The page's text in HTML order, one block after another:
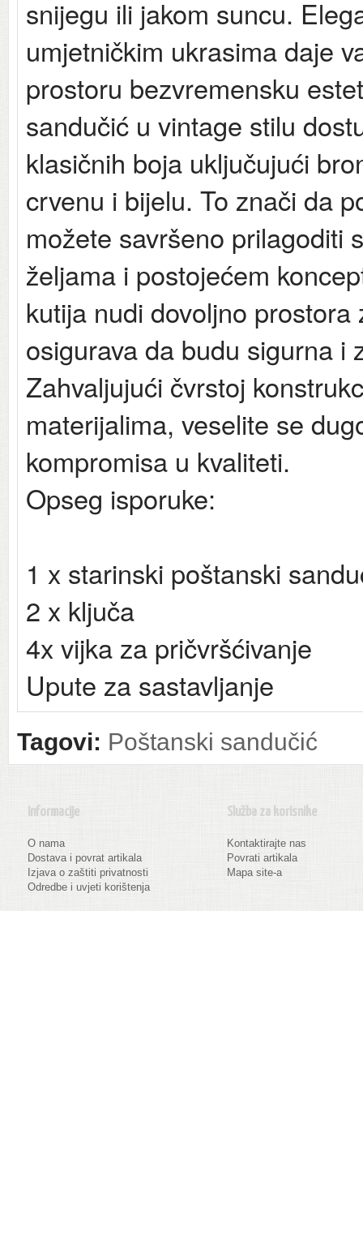
snijegu ili jakom suncu.
umjetničkim ukrasima daje
prostoru bezvremensku
sandučić u vintage stilu
klasičnih boja uključujući
crvenu i bijelu. To znači da
možete savršeno prilagoditi
željama i postojećem
kutija nudi dovoljno prostora
osigurava da budu sigurna i
Zahvaljujući čvrstoj
materijalima, veselite se
kompromisa u kvaliteti.
Opseg isporuke:
1 x starinski poštanski
2 x ključa
4x vijka za pričvršćivanje
Upute za sastavljanje
Tagovi: Poštanski sandučić
Informacije
O nama
Dostava i povrat artikala
Izjava o zaštiti privatnosti
Odredbe i uvjeti korištenja
Služba za korisnike
Kontaktirajte nas
Povrati artikala
Mapa site-a